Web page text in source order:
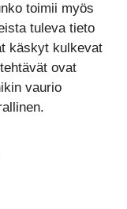
toimii myös
tuleva tieto
käskyt kulkevat
ovat
vaurio